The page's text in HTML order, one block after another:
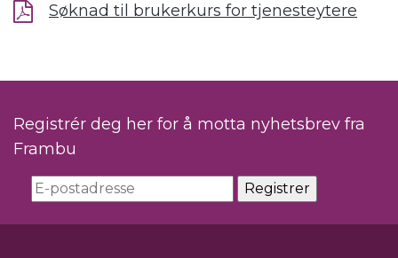
Søknad til brukerkurs for tjenesteytere
Registrér deg her for å motta nyhetsbrev fra
Frambu